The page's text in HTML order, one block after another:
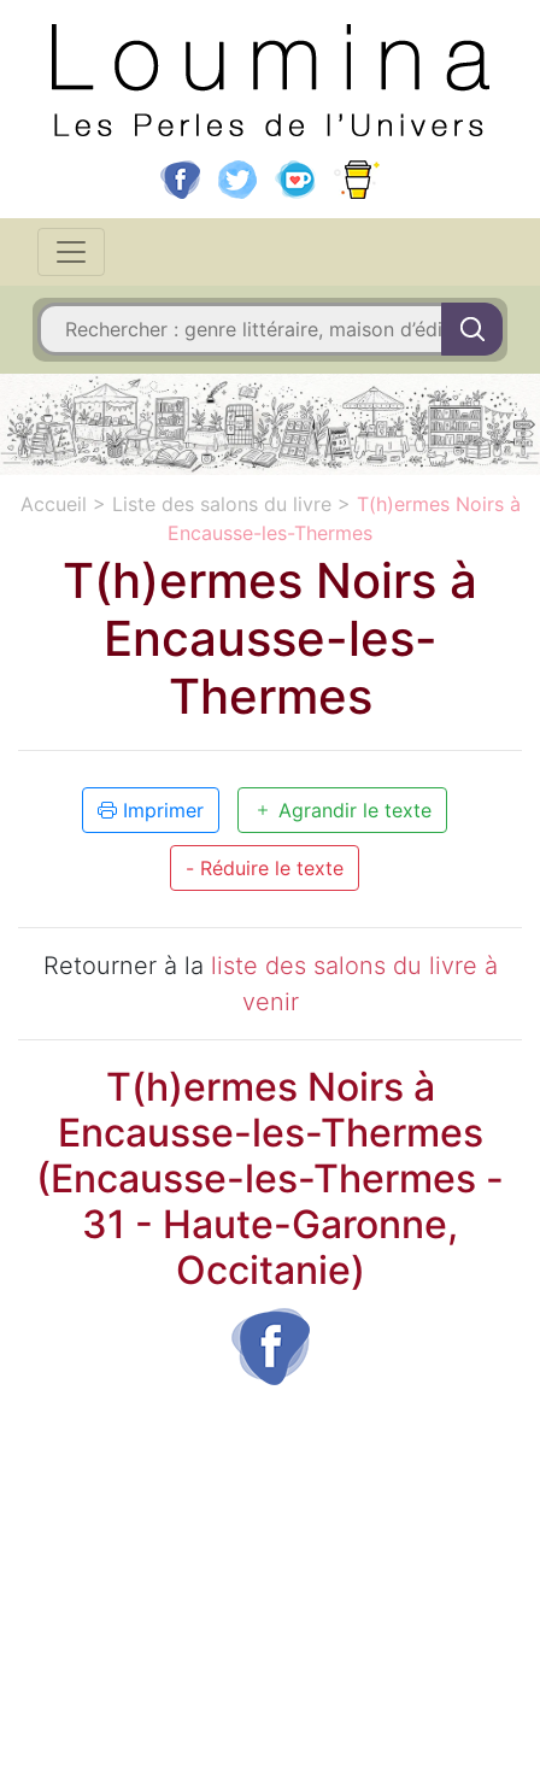
Accueil > Liste des salons du livre> T(h)ermes Noirs à
Encausse-les-Thermes
T(h)ermes Noirs à
Encausse-les-
Thermes
Imprimer Agrandir le texte
- Réduire le texte
Retourner à la liste des salons du livre à
venir
T(h)ermes Noirs à
Encausse-les-Thermes
(Encausse-les-Thermes -
31 - Haute-Garonne,
Occitanie)